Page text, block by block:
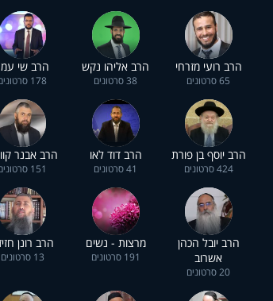
הרב רועי מזרחי
65 סרטונים
הרב אליהו נקש
38 סרטונים
הרב שי
178 סרטונים
הרב יוסף בן פורת
424 סרטונים
הרב דוד לאו
41 סרטונים
הרב אבנר
151 סרטונים
הרב יובל הכהן
אשרוב
20 סרטונים
מרצות - נשים
191 סרטונים
הרב רונן
13 סרטונים